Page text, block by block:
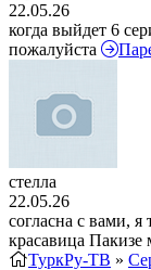
22.05.26
когда выйдет 6
пожалуйста
стелла
22.05.26
согласна с вами, я
красавица Пакизе
ТуркРу-ТВ »